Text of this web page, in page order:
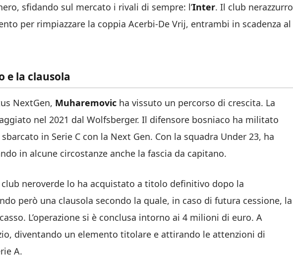
sfidando sul mercato i rivali di sempre: l’Inter. Il club nerazzurro
per rimpiazzare la coppia Acerbi-De Vrij, entrambi in scadenza al
e la clausola
NextGen, Muharemovic ha vissuto un percorso di crescita. La
nel 2021 dal Wolfsberger. Il difensore bosniaco ha militato
in Serie C con la Next Gen. Con la squadra Under 23, ha
in alcune circostanze anche la fascia da capitano.
club neroverde lo ha acquistato a titolo definitivo dopo la
però una clausola secondo la quale, in caso di futura cessione, la
. L’operazione si è conclusa intorno ai 4 milioni di euro. A
diventando un elemento titolare e attirando le attenzioni di
A.